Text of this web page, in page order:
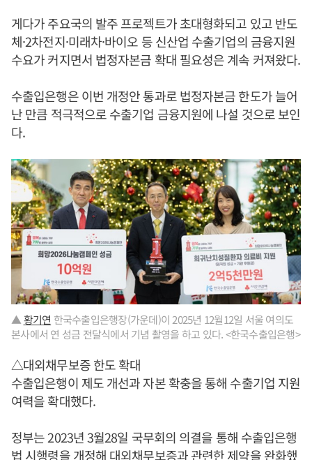
게다가 주요국의 발주 프로젝트가 초대형화되고 있고 반도
체·2차전지·미래차·바이오 등 신산업 수출기업의 금융지원
수요가 커지면서 법정자본금 확대 필요성은 계속 커져왔다.
수출입은행은 이번 개정안 통과로 법정자본금 한도가 늘어
난 만큼 적극적으로 수출기업 금융지원에 나설 것으로 보인
다.
▲황기연 한국수출입은행장(가운데)이 2025년 12월12일 서울 여의도
본사에서 연 성금 전달식에서 기념 촬영을 하고 있다. <한국수출입은행>
△대외채무보증 한도 확대
수출입은행이 제도 개선과 자본 확충을 통해 수출기업 지원
여력을 확대했다.
정부는 2023년 3월28일 국무회의 의결을 통해 수출입은행
법 시행령을 개정해 대외채무보증과 관련한 제약을 완화했